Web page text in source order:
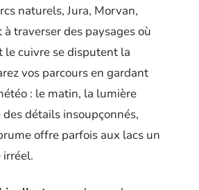
naturels, Jura, Morvan,
traverser des paysages où
le cuivre se disputent la
vos parcours en gardant
: le matin, la lumière
détails insoupçonnés,
offre parfois aux lacs un
irréel.